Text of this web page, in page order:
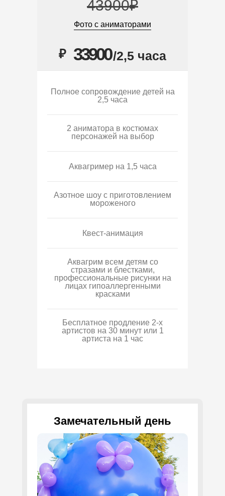
43900₽
Фото с аниматорами
₽ 33900/2,5 часа
Полное сопровождение детей на
2,5 часа
2 аниматора в костюмах
персонажей на выбор
Аквагример на 1,5 часа
Азотное шоу с приготовлением
мороженого
Квест-анимация
Аквагрим всем детям со
стразами и блестками,
профессиональные рисунки на
лицах гипоаллергенными
красками
Бесплатное продление 2-х
артистов на 30 минут или 1
артиста на 1 час
Замечательный день